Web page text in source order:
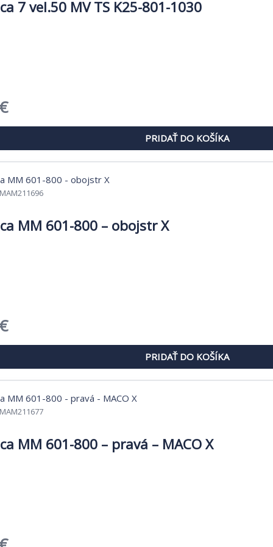
7 vel.50 MV TS K25-801-1030
€.
€Aktuálna
cena
je:
9,42 €.
PRIDAŤ DO KOŠÍKA
MAM211696
MM 601-800 – obojstr X
€Aktuálna
cena
je:
6,49 €.
PRIDAŤ DO KOŠÍKA
MAM211677
MM 601-800 – pravá – MACO X